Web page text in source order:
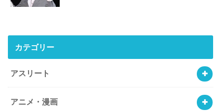
カテゴリー
アスリート
アニメ・漫画